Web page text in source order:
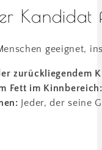
geeignet,
zurückliegendem
Fett im Kinnbereich:
Jeder, der seine